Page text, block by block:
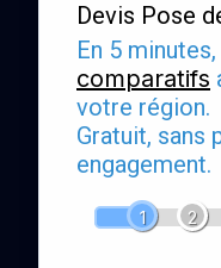
Devis Pose
En 5
comparatifs
votre région.
Gratuit, sans
engagement.
1 2